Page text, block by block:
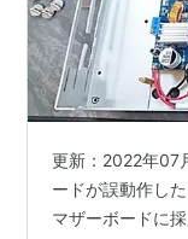
更新：2022年07
ードが誤動作し
マザーボードに